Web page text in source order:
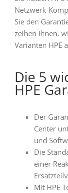
Netzwerk-
Sie den
zeihen Ihnen,
Varianten HPE
Die 5
HPE
Der
Center
und
Die
einer
Mit HPE